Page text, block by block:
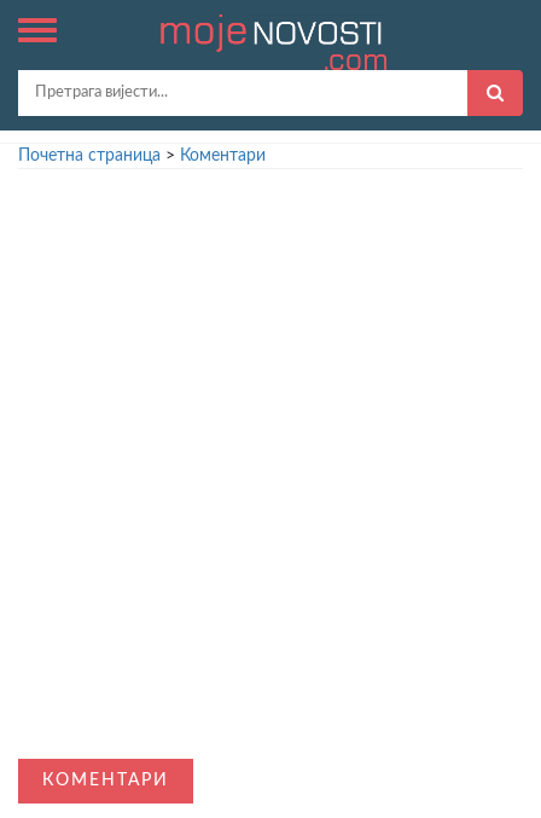
Почетна страница > Коментари
КОМЕНТАРИ